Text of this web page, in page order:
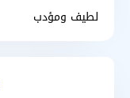
لطيف ومؤدب